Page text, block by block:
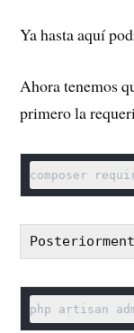
Ya hasta aquí
Ahora tenemos
primero la
composer
php artisan